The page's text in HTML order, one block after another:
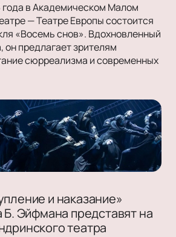
года в Академическом Малом
— Театре Европы состоится
«Восемь снов». Вдохновленный
он предлагает зрителям
сюрреализма и современных
и наказание»
Б. Эйфмана представят на
театра